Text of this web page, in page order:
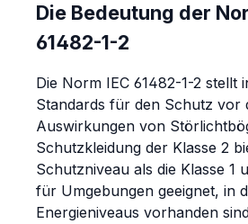
Die Bedeutung der
61482-1-2
Die Norm IEC 61482-1-2 stellt
Standards für den Schutz vor
Auswirkungen von
Schutzkleidung der Klasse 2
Schutzniveau als die Klasse 1
für Umgebungen geeignet, in
Energieniveaus vorhanden